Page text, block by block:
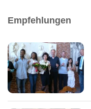
Empfehlungen